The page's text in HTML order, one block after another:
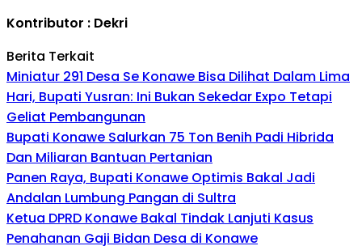
Kontributor : Dekri
Berita Terkait
Miniatur 291 Desa Se Konawe Bisa Dilihat Dalam Lima
Hari, Bupati Yusran: Ini Bukan Sekedar Expo Tetapi
Geliat Pembangunan
Bupati Konawe Salurkan 75 Ton Benih Padi Hibrida
Dan Miliaran Bantuan Pertanian
Panen Raya, Bupati Konawe Optimis Bakal Jadi
Andalan Lumbung Pangan di Sultra
Ketua DPRD Konawe Bakal Tindak Lanjuti Kasus
Penahanan Gaji Bidan Desa di Konawe